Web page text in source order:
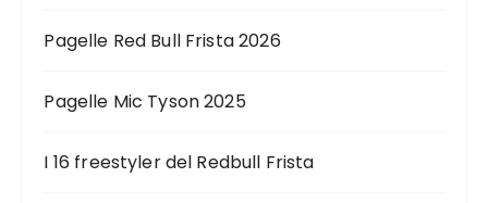
Pagelle Red Bull Frista 2026
Pagelle Mic Tyson 2025
I 16 freestyler del Redbull Frista